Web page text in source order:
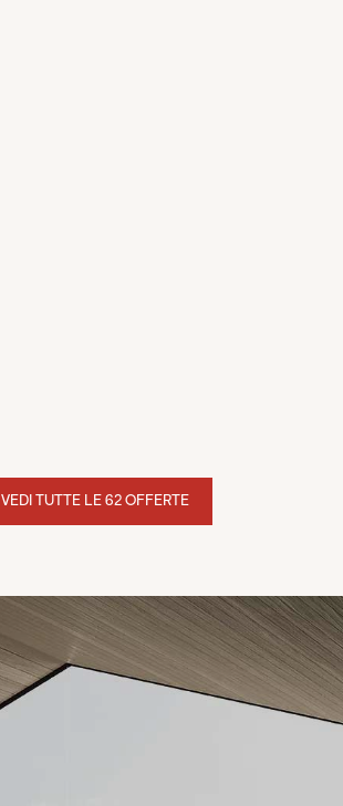
VEDI TUTTE LE 62 OFFERTE